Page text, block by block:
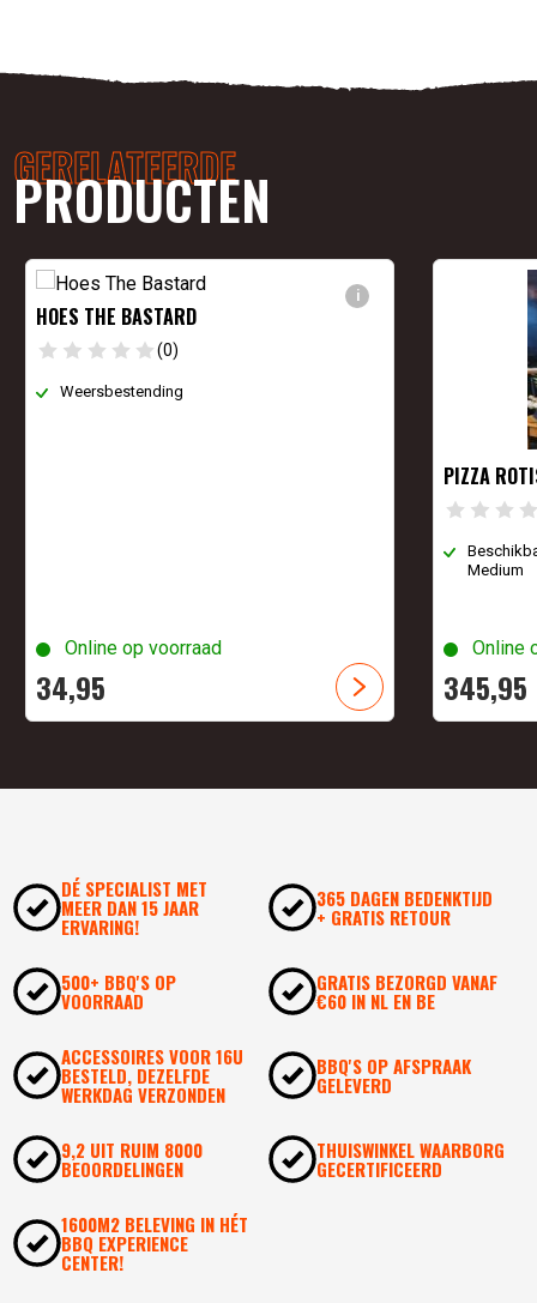
GERELATEERDE
PRODUCTEN
i
HOES THE BASTARD
(0)
Weersbestending
Online op voorraad
34,95
PIZZA
Medium
Online
345,95
DÉ SPECIALIST MET
MEER DAN 15 JAAR
ERVARING!
365 DAGEN BEDENKTIJD
+ GRATIS RETOUR
500+ BBQ'S OP
VOORRAAD
GRATIS BEZORGD VANAF
€60 IN NL EN BE
ACCESSOIRES VOOR 16U
BESTELD, DEZELFDE
WERKDAG VERZONDEN
BBQ'S OP AFSPRAAK
GELEVERD
9,2 UIT RUIM 8000
BEOORDELINGEN
THUISWINKEL WAARBORG
GECERTIFICEERD
1600M2 BELEVING IN HÉT
BBQ EXPERIENCE
CENTER!